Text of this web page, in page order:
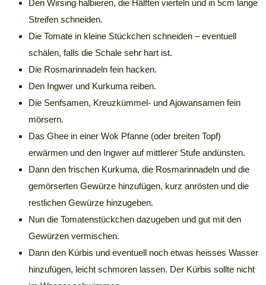
Den Wirsing halbieren, die Hälften vierteln und in 5cm lange
Streifen schneiden.
Die Tomate in kleine Stückchen schneiden – eventuell
schälen, falls die Schale sehr hart ist.
Die Rosmarinnadeln fein hacken.
Den Ingwer und Kurkuma reiben.
Die Senfsamen, Kreuzkümmel- und Ajowansamen fein
mörsern.
Das Ghee in einer Wok Pfanne (oder breiten Topf)
erwärmen und den Ingwer auf mittlerer Stufe andünsten.
Dann den frischen Kurkuma, die Rosmarinnadeln und die
gemörserten Gewürze hinzufügen, kurz anrösten und die
restlichen Gewürze hinzugeben.
Nun die Tomatenstückchen dazugeben und gut mit den
Gewürzen vermischen.
Dann den Kürbis und eventuell noch etwas heisses Wasser
hinzufügen, leicht schmoren lassen. Der Kürbis sollte nicht